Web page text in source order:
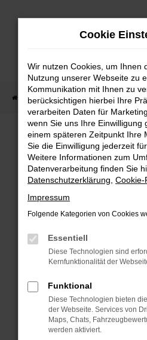
Zum
Startseite Fahrzeug Showroom
Bei Neuwagen Autoland
Auswahl an Marken
FEHLER:
ERROR
Beim Laden ist ein
Hier sind ein paar Tipps,
können:
Cookie
Wir nutzen Cookies, um Ihnen
Nutzung unserer Webseite zu
Kommunikation mit Ihnen zu
berücksichtigen hierbei Ihre
verarbeiten Daten für
wenn Sie uns Ihre Einwilligung
einem späteren Zeitpunkt Ihre
Sie die Einwilligung jederzeit
Weitere Informationen zum
Datenverarbeitung finden Sie
Datenschutzerklärung Cookie-
Impressum
Folgende Kategorien von Cookies
Essentiell
Diese Technologien sind
Kernfunktionalität der
Funktional
Diese Technologien bieten
der Webseite. Services von
Maps, Chats,
werden aktiviert.